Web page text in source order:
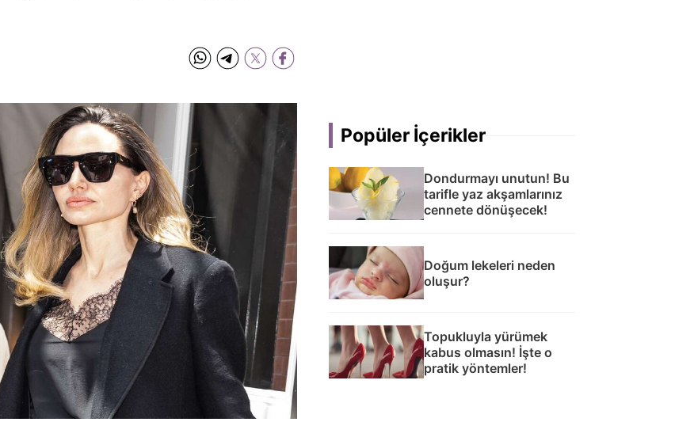
Popüler İçerikler
Dondurmayı unutun! Bu
tarifle yaz akşamlarınız
cennete dönüşecek!
Doğum lekeleri neden
oluşur?
Topukluyla yürümek
kabus olmasın! İşte o
pratik yöntemler!